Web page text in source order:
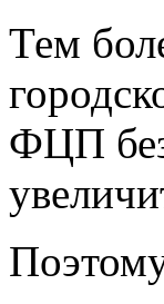
Тем
ФЦП без